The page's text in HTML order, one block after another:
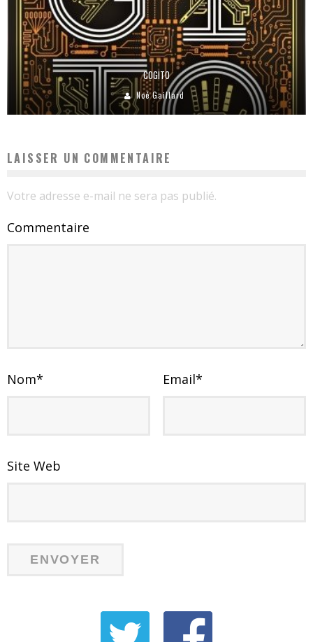
COGITO
Noé Gaillard
LAISSER UN COMMENTAIRE
Votre adresse e-mail ne sera pas publié.
Commentaire
Nom* Email*
Site Web